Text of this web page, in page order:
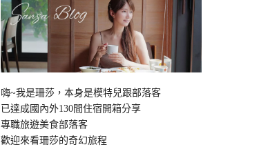
嗨~我是珊莎，本身是模特兒跟部落客
已達成國內外130間住宿開箱分享
專職旅遊美食部落客
歡迎來看珊莎的奇幻旅程